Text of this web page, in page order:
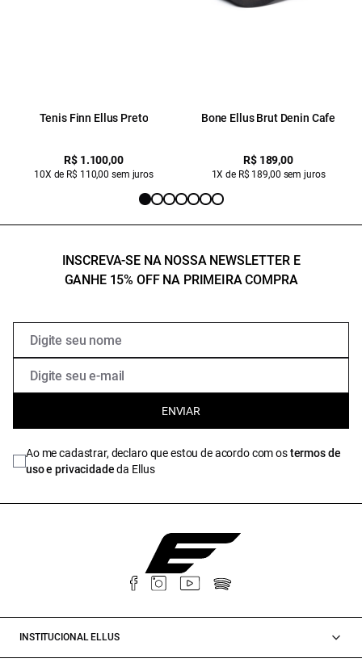
Tenis Finn Ellus Preto
R$ 1.100,00
10X de R$ 110,00 sem juros
Bone Ellus Brut Denin Cafe
R$ 189,00
1X de R$ 189,00 sem juros
INSCREVA-SE NA NOSSA NEWSLETTER E
GANHE 15% OFF NA PRIMEIRA COMPRA
ENVIAR
Ao me cadastrar, declaro que estou de acordo com ostermos de
uso e privacidadeda Ellus
INSTITUCIONAL ELLUS